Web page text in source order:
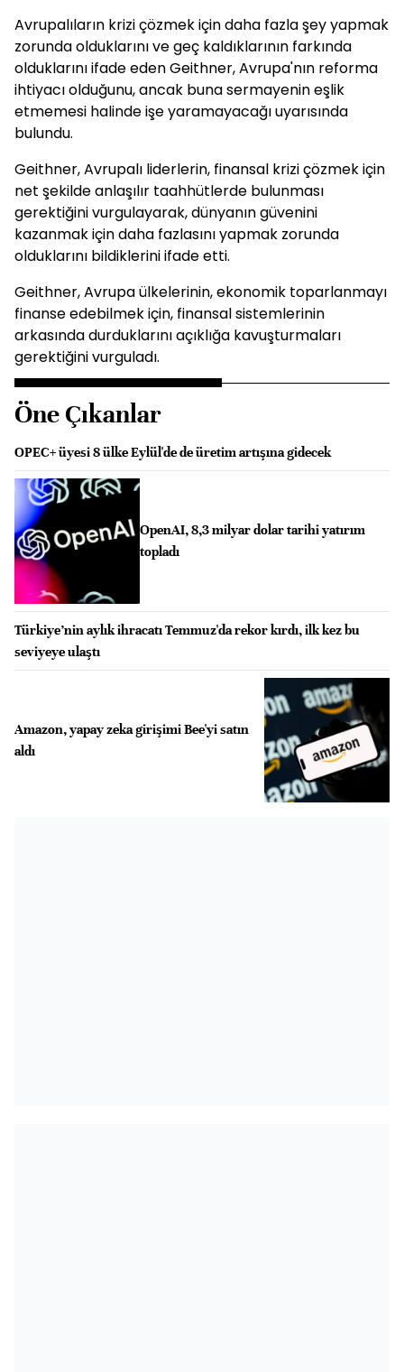
Avrupalıların krizi çözmek için daha fazla şey yapmak
zorunda olduklarını ve geç kaldıklarının farkında
olduklarını ifade eden Geithner, Avrupa'nın reforma
ihtiyacı olduğunu, ancak buna sermayenin eşlik
etmemesi halinde işe yaramayacağı uyarısında
bulundu.
Geithner, Avrupalı liderlerin, finansal krizi çözmek için
net şekilde anlaşılır taahhütlerde bulunması
gerektiğini vurgulayarak, dünyanın güvenini
kazanmak için daha fazlasını yapmak zorunda
olduklarını bildiklerini ifade etti.
Geithner, Avrupa ülkelerinin, ekonomik toparlanmayı
finanse edebilmek için, finansal sistemlerinin
arkasında durduklarını açıklığa kavuşturmaları
gerektiğini vurguladı.
Öne Çıkanlar
OPEC+ üyesi 8 ülke Eylül'de de üretim artışına gidecek
OpenAI, 8,3 milyar dolar tarihi yatırım
topladı
Türkiye’nin aylık ihracatı Temmuz'da rekor kırdı, ilk kez bu
seviyeye ulaştı
Amazon, yapay zeka girişimi Bee'yi satın
aldı